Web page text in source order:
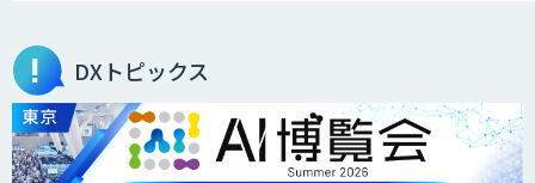
DXトピックス